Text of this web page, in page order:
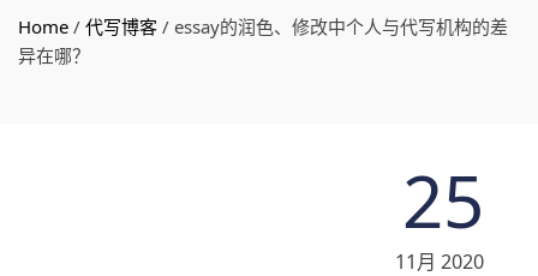
Home / 代写博客 / essay的润色、修改中个人与代写机构的差
异在哪？
25
11月 2020